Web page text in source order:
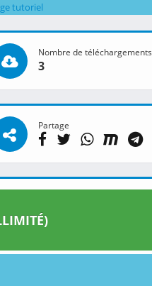
tutoriel
Nombre de téléchargements
3
Partage